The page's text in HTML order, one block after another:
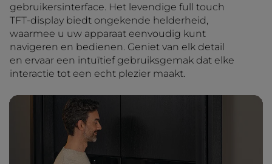
gebruikersinterface. Het levendige full touch
TFT-display biedt ongekende helderheid,
waarmee u uw apparaat eenvoudig kunt
navigeren en bedienen. Geniet van elk detail
en ervaar een intuïtief gebruiksgemak dat elke
interactie tot een echt plezier maakt.